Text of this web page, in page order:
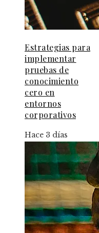
Estrategias para
implementar
pruebas de
conocimiento
cero en
entornos
corporativos
Hace 3 días